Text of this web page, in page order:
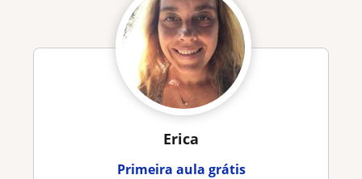
Erica
Primeira aula grátis